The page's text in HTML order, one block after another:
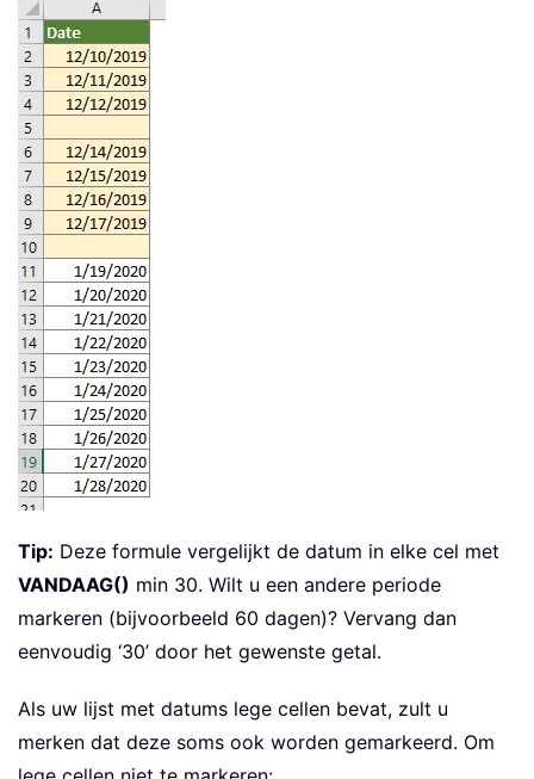
Tip: Deze formule vergelijkt de datum in elke cel met
VANDAAG() min 30. Wilt u een andere periode
markeren (bijvoorbeeld 60 dagen)? Vervang dan
eenvoudig ‘30’ door het gewenste getal.
Als uw lijst met datums lege cellen bevat, zult u
merken dat deze soms ook worden gemarkeerd. Om